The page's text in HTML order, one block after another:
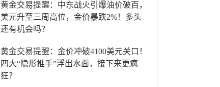
黄金交易提醒：中东战火引爆油价破百，
美元升至三周高位，金价暴跌2%！多头
还有机会吗？
黄金交易提醒：金价冲破4100美元关口！
四大“隐形推手”浮出水面，接下来更疯
狂？